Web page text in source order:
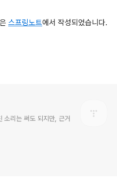
스프링노트에서 작성되었습니다.
소리는 써도 되지만, 근거